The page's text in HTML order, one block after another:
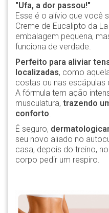
"Ufa, a dor passou!"
Esse é o alívio que você
Creme de Eucalipto da
embalagem pequena,
funciona de verdade.
Perfeito para aliviar
localizadas, como
costas ou nas escápulas
A fórmula tem ação
musculatura, trazendo
conforto.
É seguro,
seu novo aliado no
casa, depois do treino,
corpo pedir um respiro.